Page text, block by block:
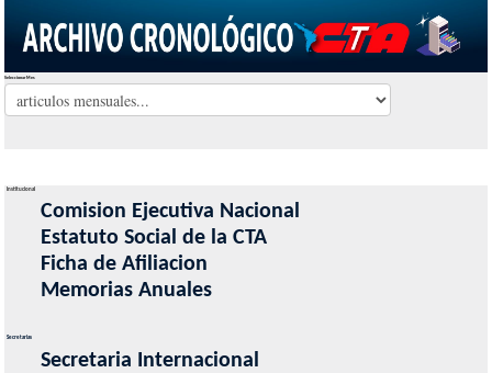
Seleccionar Mes
Institucional
Comision Ejecutiva Nacional
Estatuto Social de la CTA
Ficha de Afiliacion
Memorias Anuales
Secretarias
Secretaria Internacional